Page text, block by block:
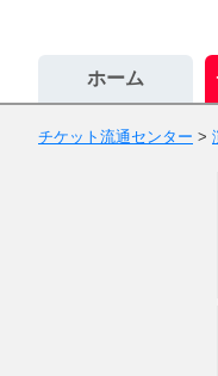
ホーム
チケット流通センター >